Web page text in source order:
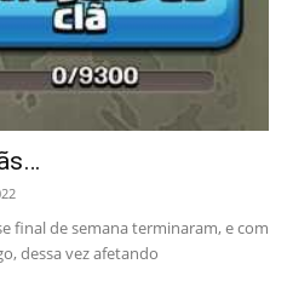
final de semana terminaram, e com
dessa vez afetando